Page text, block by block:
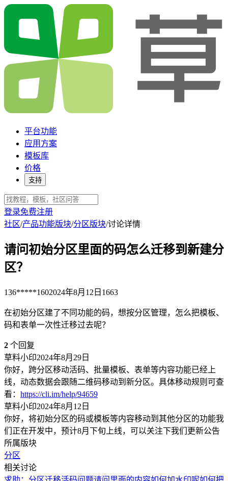
平台功能
应用方案
模板库
价格
支持
登录免费注册
社区/产品功能版块/分区版块/讨论详情
请问初始分区里面的码怎么迁移到新建分
区？
136*****1602024年8月12日 1663
在初始分区建了不同功能的码，想按分区管理，怎么把模板、
码和表单一次性迁移过去呢？
2 个回复
草料小印2024年8月29日
你好，跨分区移动活码、批量模板、表单等内容功能已经上
线，动态数据会跟随二维码移动到新分区。具体移动规则可查
看： https://cli.im/help/94659
草料小印2024年8月12日
你好，将初始分区的码或模板等内容移动到其他分区的功能我
们正在开发中，预计8月下旬上线，可以关注下我们更新公告
所属版块
分区
相关讨论